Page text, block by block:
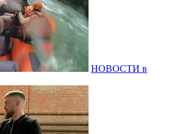
НОВОСТИ в